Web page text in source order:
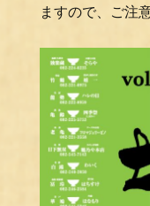
ますので、ご注